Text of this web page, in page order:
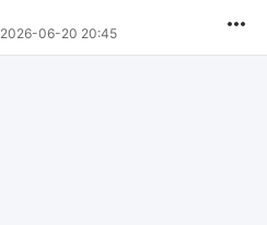
2026-06-20 20:45